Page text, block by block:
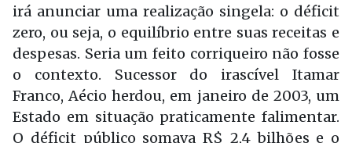
irá anunciar uma realização singela: o déficit
zero, ou seja, o equilíbrio entre suas receitas e
despesas. Seria um feito corriqueiro não fosse
o contexto. Sucessor do irascível Itamar
Franco, Aécio herdou, em janeiro de 2003, um
Estado em situação praticamente falimentar.
O déficit público somava R$ 2,4 bilhões e o